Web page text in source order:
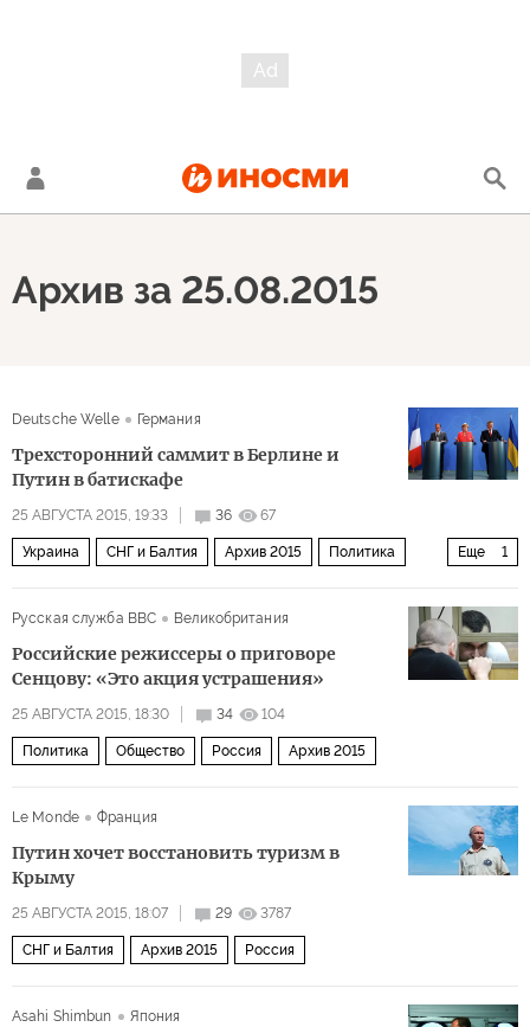
Архив за 25.08.2015
Deutsche Welle Германия
Трехсторонний саммит в Берлине и
Путин в батискафе
25 АВГУСТА 2015, 19:33 36 67
Еще 1
Украина СНГ и Балтия Архив 2015 Политика
Русская служба BBC
Великобритания
Российские режиссеры о приговоре
Сенцову: «Это акция устрашения»
25 АВГУСТА 2015, 18:30 34 104
Политика Общество Россия Архив 2015
Le Monde Франция
Путин хочет восстановить туризм в
Крыму
25 АВГУСТА 2015, 18:07 29 3787
СНГ и Балтия Архив 2015 Россия
Asahi Shimbun Япония